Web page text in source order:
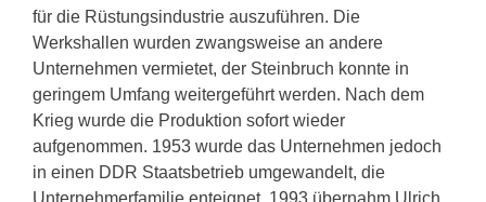
für die Rüstungsindustrie auszuführen. Die
Werkshallen wurden zwangsweise an andere
Unternehmen vermietet, der Steinbruch konnte in
geringem Umfang weitergeführt werden. Nach dem
Krieg wurde die Produktion sofort wieder
aufgenommen. 1953 wurde das Unternehmen jedoch
in einen DDR Staatsbetrieb umgewandelt, die
Unternehmerfamilie enteignet. 1993 übernahm Ulrich